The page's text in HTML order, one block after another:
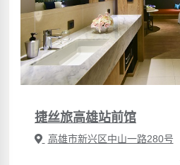
捷丝旅高雄站前馆
高雄市新兴区中山一路280号